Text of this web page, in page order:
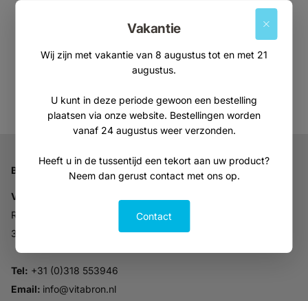
Vakantie
Wij zijn met vakantie van 8 augustus tot en met 21
augustus.
U kunt in deze periode gewoon een bestelling
plaatsen via onze website. Bestellingen worden
vanaf 24 augustus weer verzonden.
Heeft u in de tussentijd een tekort aan uw product?
Neem dan gerust contact met ons op.
Contact
Aanmelden
Bedrijfsgegevens
Vitabron
Ravelijn 52
3905NV Veenendaal
Tel: +31 (0)318 553946
Email: info@vitabron.nl